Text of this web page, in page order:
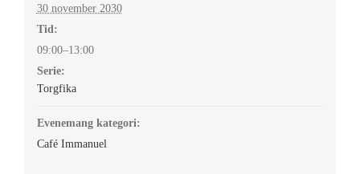
30 november 2030
Tid:
09:00–13:00
Serie:
Torgfika
Evenemang kategori:
Café Immanuel